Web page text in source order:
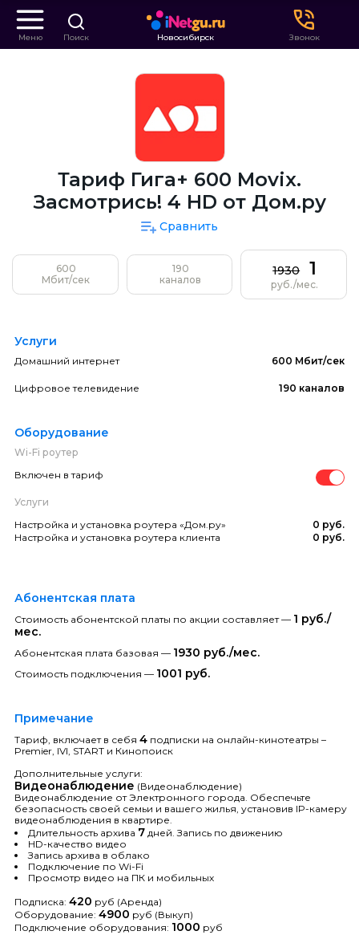
Меню Поиск Новосибирск Звонок
Тариф Гига+ 600 Movix.
Засмотрись! 4 HD от Дом.ру
Сравнить
600
Мбит/сек
190
каналов
1930 1
руб./мес.
Услуги
Домашний интернет 600 Мбит/сек
Цифровое телевидение 190 каналов
Оборудование
Wi-Fi роутер
Включен в тариф
Услуги
Настройка и установка роутера «Дом.ру»
0 руб.
Настройка и установка роутера клиента
0 руб.
Абонентская плата
Стоимость абонентской платы по акции составляет — 1 руб./
мес.
Абонентская плата базовая — 1930 руб./мес.
Стоимость подключения — 1001 руб.
Примечание
Тариф, включает в себя 4 подписки на онлайн-кинотеатры –
Premier, IVI, START и Кинопоиск
Дополнительные услуги:
Видеонаблюдение (Видеонаблюдение)
Видеонаблюдение от Электронного города. Обеспечьте
безопасность своей семьи и вашего жилья, установив IP-камеру
видеонаблюдения в квартире.
Длительность архива 7 дней. Запись по движению
HD-качество видео
Запись архива в облако
Подключение по Wi-Fi
Просмотр видео на ПК и мобильных
Подписка: 420 руб (Аренда)
Оборудование: 4900 руб (Выкуп)
Подключение оборудования: 1000 руб